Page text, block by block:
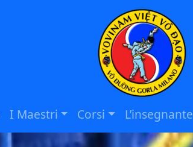
I Maestri Corsi L’insegnante